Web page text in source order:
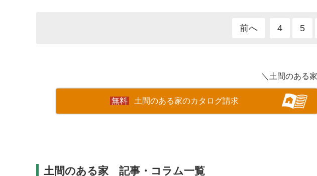
前へ 4 5
＼土間のある
土間のある家のカタログ請求
土間のある家 記事・コラム一覧